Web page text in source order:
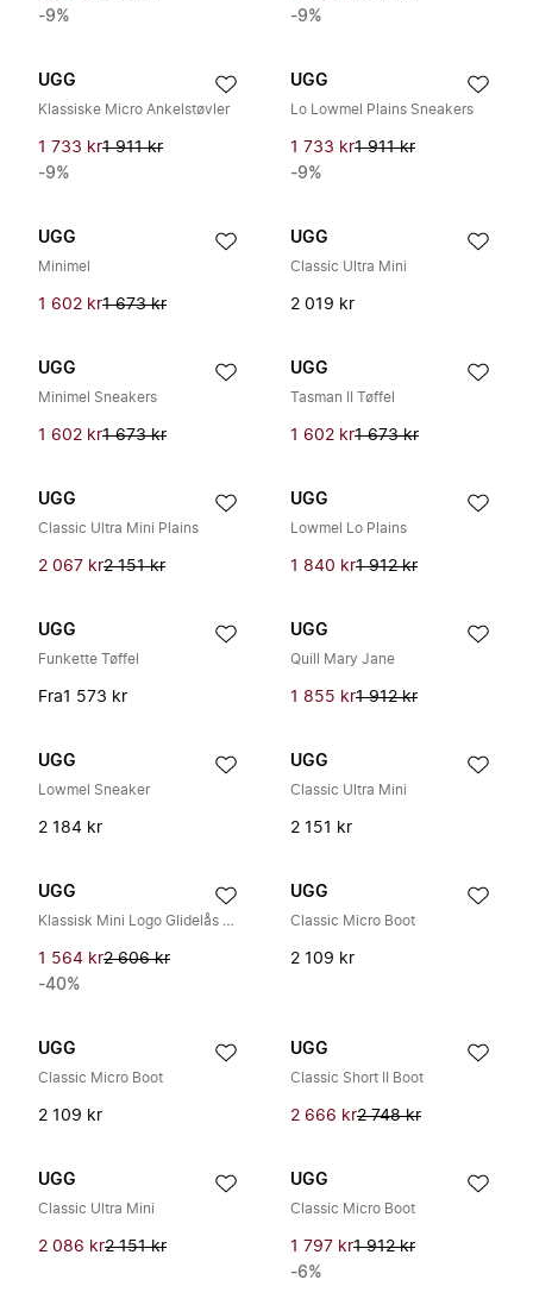
-9%
-9%
UGG
Klassiske Micro Ankelstøvler
1 733 kr1 911 kr
-9%
UGG
Lo Lowmel Plains Sneakers
1 733 kr1 911 kr
-9%
UGG
Minimel
1 602 kr1 673 kr
UGG
Classic Ultra Mini
2 019 kr
UGG
Minimel Sneakers
1 602 kr1 673 kr
UGG
Tasman II Tøffel
1 602 kr1 673 kr
UGG
Classic Ultra Mini Plains
2 067 kr2 151 kr
UGG
Lowmel Lo Plains
1 840 kr1 912 kr
UGG
Funkette Tøffel
Fra1 573 kr
UGG
Quill Mary Jane
1 855 kr1 912 kr
UGG
Lowmel Sneaker
2 184 kr
UGG
Classic Ultra Mini
2 151 kr
UGG
Klassisk Mini Logo Glidelås Støvel
1 564 kr2 606 kr
-40%
UGG
Classic Micro Boot
2 109 kr
UGG
Classic Micro Boot
2 109 kr
UGG
Classic Short II Boot
2 666 kr2 748 kr
UGG
Classic Ultra Mini
2 086 kr2 151 kr
UGG
Classic Micro Boot
1 797 kr1 912 kr
-6%